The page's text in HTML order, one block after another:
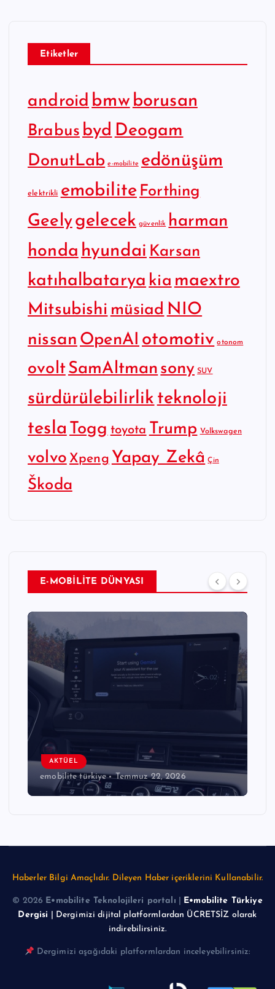
Etiketler
android bmw borusan
Brabus byd Deogam
DonutLab e-mobilite edönüşüm
elektrikli emobilite Forthing
Geelygelecek güvenlik harman
honda hyundai Karsan
katıhalbatarya kia maextro
Mitsubishi müsiad NIO
nissan OpenAI otomotiv otonom
ovoltSamAltman sony SUV
sürdürülebilirlik teknoloji
tesla Togg toyota Trump Volkswagen
volvo Xpeng Yapay Zekâ Çin
Škoda
E-MOBİLİTE DÜNYASI
AKTÜEL
emobilite türkiye Temmuz 22, 2026
Haberler Bilgi Amaçlıdır. Dileyen Haber içeriklerini Kullanabilir.
© 2026 E•mobilite Teknolojileri portalı
E•mobilite Türkiye
Dergisi | Dergimizi dijital platformlardan ÜCRETSİZ olarak
indirebilirsiniz.
Dergimizi aşağıdaki platformlardan inceleyebilirsiniz: